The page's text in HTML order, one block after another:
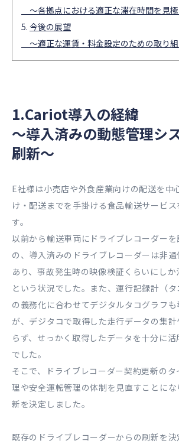
～各拠点における適正な滞在時間を見
今後の展望
～適正な運賃・料金設定のための取り
1.Cariot導入の経緯
～導入済みの動態管理シ
刷新～
E社様は小売店や外食産業向けの配送を中
け・配送までを手掛ける食品輸送サービ
す。
以前から輸送車両にドライブレコーダー
の、導入済みのドライブレコーダーは非
あり、事故発生時の映像検証くらいにし
という状況でした。また、運行記録計（
の義務化に合わせてデジタルタコグラフ
が、デジタコで取得した走行データの集
らず、せっかく取得したデータを十分に
でした。
そこで、ドライブレコーダー契約更新の
理や安全運転管理の体制を見直すことに
新を決定しました。
既存のドライブレコーダーからの刷新を決